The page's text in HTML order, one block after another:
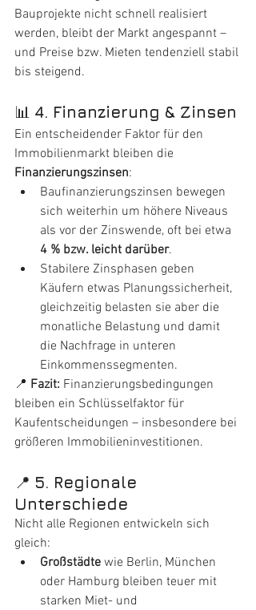
Bauprojekte nicht schnell realisiert
werden, bleibt der Markt angespannt –
und Preise bzw. Mieten tendenziell stabil
bis steigend.
📊 4. Finanzierung & Zinsen
Ein entscheidender Faktor für den
Immobilienmarkt bleiben die
Finanzierungszinsen:
Baufinanzierungszinsen bewegen
sich weiterhin um höhere Niveaus
als vor der Zinswende, oft bei etwa
4 % bzw. leicht darüber.
Stabilere Zinsphasen geben
Käufern etwas Planungssicherheit,
gleichzeitig belasten sie aber die
monatliche Belastung und damit
die Nachfrage in unteren
Einkommenssegmenten.
📍 Fazit: Finanzierungsbedingungen
bleiben ein Schlüsselfaktor für
Kaufentscheidungen – insbesondere bei
größeren Immobilieninvestitionen.
📍 5. Regionale
Unterschiede
Nicht alle Regionen entwickeln sich
gleich:
Großstädte wie Berlin, München
oder Hamburg bleiben teuer mit
starken Miet- und